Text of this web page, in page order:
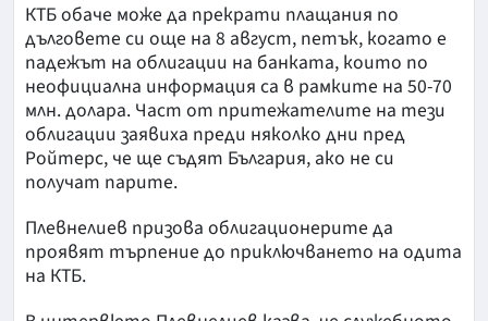
КТБ обаче може да прекрати плащания по
дълговете си още на 8 август, петък, когато е
падежът на облигации на банката, които по
неофициална информация са в рамките на 50-70
млн. долара. Част от притежателите на тези
облигации заявиха преди няколко дни пред
Ройтерс, че ще съдят България, ако не си
получат парите.
Плевнелиев призова облигационерите да
проявят търпение до приключването на одита
на КТБ.